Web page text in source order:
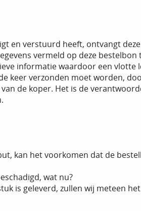
en verstuurd heeft, ontvangt
vermeld op deze
informatie waardoor een
keer verzonden moet worden,
de koper. Het is de
kan het voorkomen dat de
wat nu?
is geleverd, zullen wij meteen